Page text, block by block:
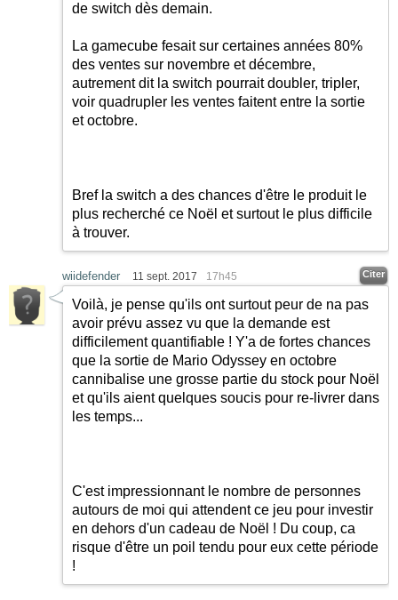
de switch dès demain.
La gamecube fesait sur certaines années 80%
des ventes sur novembre et décembre,
autrement dit la switch pourrait doubler, tripler,
voir quadrupler les ventes faitent entre la sortie
et octobre.
Bref la switch a des chances d'être le produit le
plus recherché ce Noël et surtout le plus difficile
à trouver.
wiidefender 11 sept. 2017 17h45 Citer
Voilà, je pense qu'ils ont surtout peur de na pas
avoir prévu assez vu que la demande est
difficilement quantifiable ! Y'a de fortes chances
que la sortie de Mario Odyssey en octobre
cannibalise une grosse partie du stock pour Noël
et qu'ils aient quelques soucis pour re-livrer dans
les temps...
C'est impressionnant le nombre de personnes
autours de moi qui attendent ce jeu pour investir
en dehors d'un cadeau de Noël ! Du coup, ca
risque d'être un poil tendu pour eux cette période
!